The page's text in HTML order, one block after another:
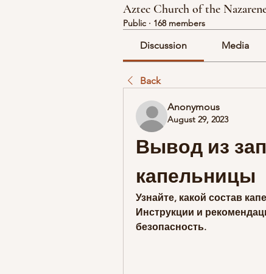
Aztec Church of the
Public · 168 members
Discussion Media
Back
Anonymous
August 29, 2023
Вывод из
капельницы
Узнайте, какой состав
Инструкции и
безопасность.